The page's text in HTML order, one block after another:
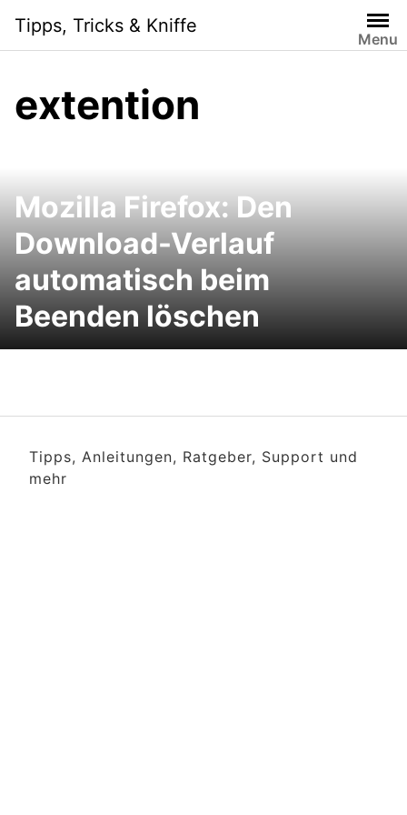
content
Tipps, Tricks & Kniffe
Menu
extention
Mozilla Firefox: Den
Download-Verlauf
automatisch beim
Beenden löschen
Tipps, Anleitungen, Ratgeber, Support und
mehr